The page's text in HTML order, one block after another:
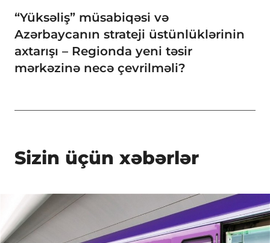
“Yüksəliş” müsabiqəsi və
Azərbaycanın strateji üstünlüklərinin
axtarışı – Regionda yeni təsir
mərkəzinə necə çevrilməli?
Sizin üçün xəbərlər